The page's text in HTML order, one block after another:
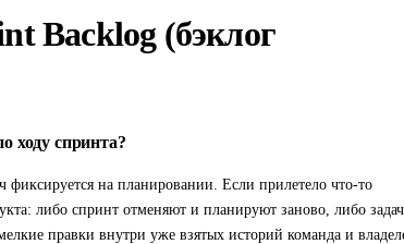
Backlog (бэклог
ходу спринта?
фиксируется на планировании. Если прилетело что-то
либо спринт отменяют и планируют заново, либо
правки внутри уже взятых историй команда и